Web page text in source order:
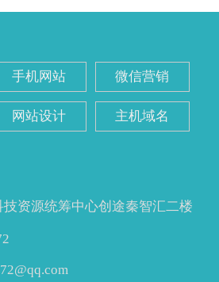
手机网站 微信营销
网站设计 主机域名
技资源统筹中心创途秦智汇二楼